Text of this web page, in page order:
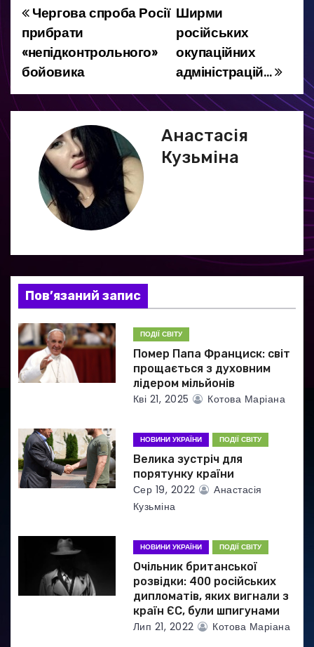
Н
а
в
і
я
з
а
п
и
і
в
Ширми
російських
окупаційних
адміністрацій…
Чергова спроба Росії
прибрати
«непідконтрольного»
бойовика
Анастасія
Кузьміна
Пов’язаний запис
ПОДІЇ СВІТУ
Помер Папа Франциск: світ
прощається з духовним
лідером мільйонів
Кві 21, 2025 Котова Маріана
НОВИНИ УКРАЇНИ ПОДІЇ СВІТУ
Велика зустріч для
порятунку країни
Сер 19, 2022
Анастасія
Кузьміна
НОВИНИ УКРАЇНИ ПОДІЇ СВІТУ
Очільник британської
розвідки: 400 російських
дипломатів, яких вигнали з
країн ЄС, були шпигунами
Лип 21, 2022 Котова Маріана